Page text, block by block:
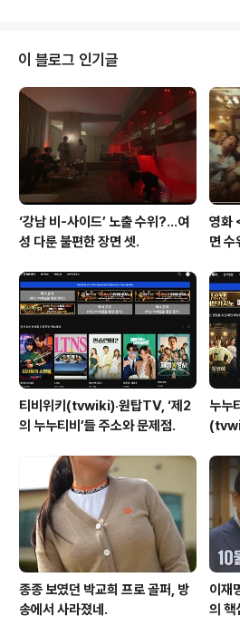
화는 두 여자의 내레이션으로 시작한다. 우리가 보
저승의 달이 동시에 뜨는 이유에 대해 말하면서 말
러면서 영화는 한 남자와 두 여자가 창고에서 만나
을 보여준다. 어둠 속에서 왜 자신들이 거기 있는
채 만난 이들은 귀신이라도 나올 법한 음산한 산속
서 생존 아닌..
이 블로그 인기글
‘강남 비-사이드’ 노출 수위?…여
성 다룬 불편한 장면 셋.
영화
면
티비위키(tvwiki)‧원탑TV, ‘제2
의 누누티비’들 주소와 문제점.
누누
종종 보였던 박교희 프로 골퍼, 방
송에서 사라졌네.
이재
의